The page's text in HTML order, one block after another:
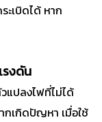
ะเบิดได้ หาก
รงดัน
แปลงไฟที่ไม่ได้
กเกิดปัญหา เมื่อใช้